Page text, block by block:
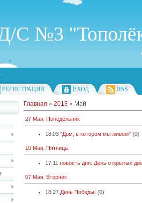
С №3
РЕГИСТРАЦИЯ ВХОД RSS
Главная » 2013 » Май
27 Мая, Понедельник
18:03 "Дом, в котором мы живем" (0)
10 Мая, Пятница
17:11 новость дня: День открытых
07 Мая, Вторник
18:27 День Победы! (0)